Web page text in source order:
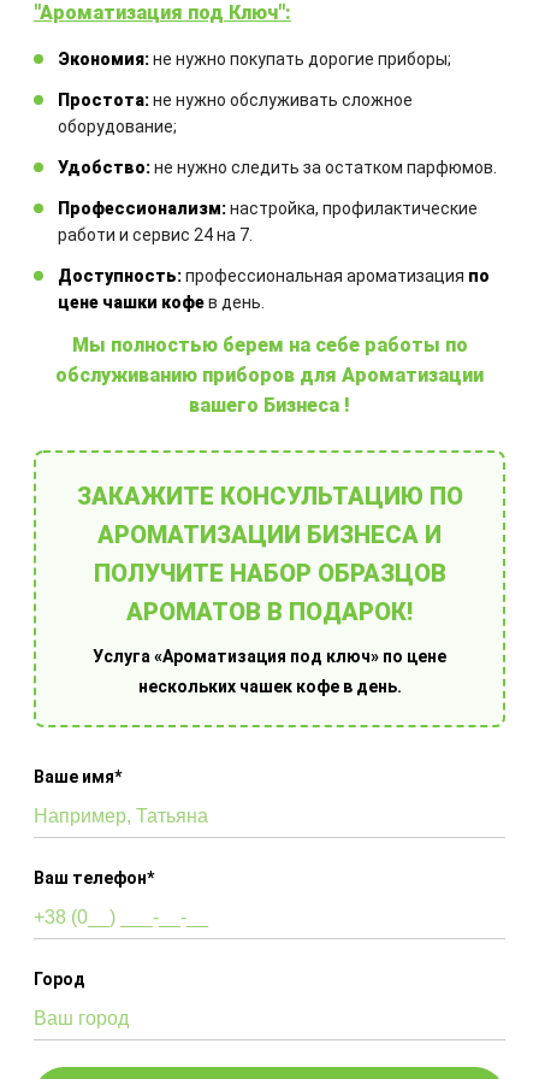
Выберите готовое решение
Ароматизация под
ключ
Услуга "Ароматизация под ключ" – это
практическое решение для системных
хороший аромат в своем помещении, а все
оборудования
"Ароматизация под Ключ":
Экономия:не нужно покупать дорогие приборы;
Простота:не нужно обслуживать сложное
оборудование;
Удобство:не нужно следить за остатком парфюмов.
Профессионализм:настройка, профилактические
работи и сервис 24 на 7.
Доступность:профессиональная ароматизация по
цене чашки кофев день.
Мы полностью берем на себе работы по
обслуживанию приборов для Ароматизации
вашего Бизнеса !
ЗАКАЖИТЕ КОНСУЛЬТАЦИЮ ПО
АРОМАТИЗАЦИИ БИЗНЕСА И
ПОЛУЧИТЕ НАБОР ОБРАЗЦОВ
АРОМАТОВ В ПОДАРОК!
Услуга «Ароматизация под ключ» по цене
нескольких чашек кофе в день.
Ваше имя*
Ваш телефон*
Город